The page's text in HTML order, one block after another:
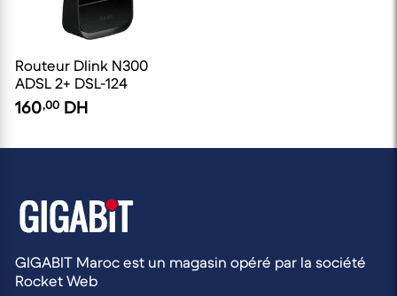
Routeur Dlink N300
ADSL 2+ DSL-124
160,00 DH
GIGABIT Maroc est un magasin opéré par la société
Rocket Web